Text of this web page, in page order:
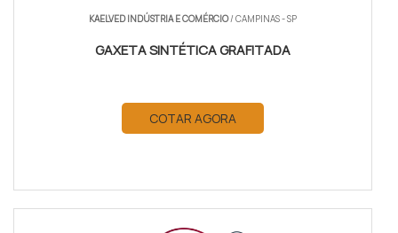
KAELVED INDÚSTRIA E COMÉRCIO/ CAMPINAS - SP
GAXETA SINTÉTICA GRAFITADA
COTAR AGORA